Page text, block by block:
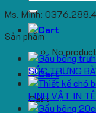
No
Cart
Ms. Minh:
Sản phẩm
SÓC TRƯNG
LINH VẬT IN